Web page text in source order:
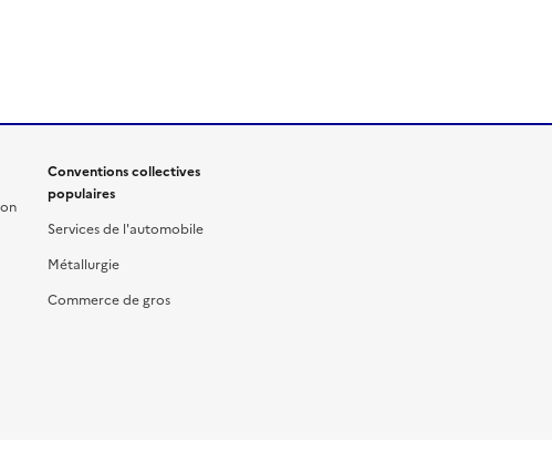
Conventions collectives
populaires
Services de l'automobile
Métallurgie
Commerce de gros